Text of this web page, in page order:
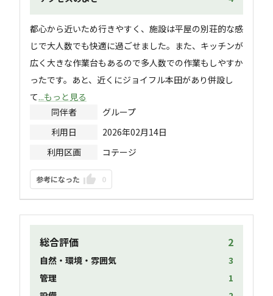
都心から近いため行きやすく、施設は平屋の別荘的な感
じで大人数でも快適に過ごせました。また、キッチンが
広く大きな作業台もあるので多人数での作業もしやすか
ったです。あと、近くにジョイフル本田があり併設し
て...もっと見る
同伴者
グループ
利用日
2026年02月14日
利用区画
コテージ
参考になった 0
総合評価 2
自然・環境・雰囲気
3
管理
1